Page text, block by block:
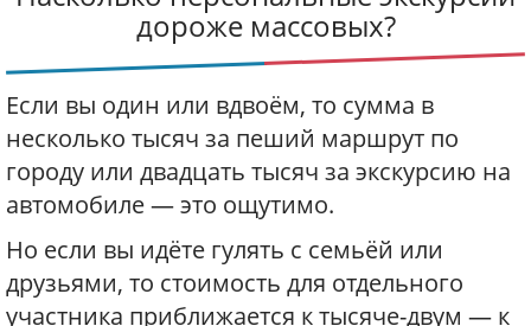
дороже массовых?
Если вы один или вдвоём, то сумма в
несколько тысяч за пеший маршрут по
городу или двадцать тысяч за экскурсию на
автомобиле — это ощутимо.
Но если вы идёте гулять с семьёй или
друзьями, то стоимость для отдельного
участника приближается к тысяче-двум — к